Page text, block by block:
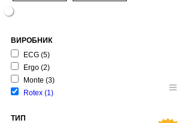
ВИРОБНИК
ECG (5)
Ergo (2)
Monte (3)
Rotex (1)
ТИП